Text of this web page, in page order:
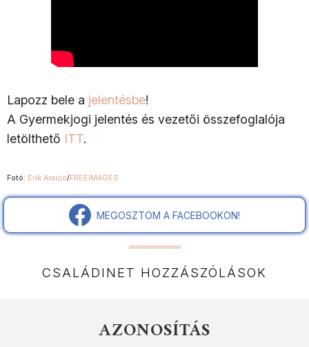
Lapozz bele a jelentésbe!
A Gyermekjogi jelentés és vezetői összefoglalója
letölthető ITT.
Fotó: Erik Araujo/FREEIMAGES
MEGOSZTOM A FACEBOOKON!
CSALÁDINET HOZZÁSZÓLÁSOK
AZONOSÍTÁS